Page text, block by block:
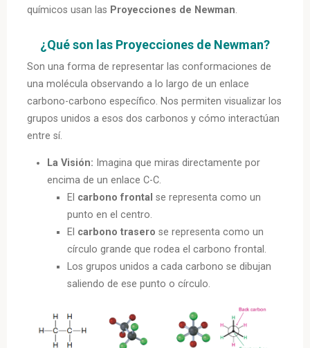
químicos usan las Proyecciones de Newman.
¿Qué son las Proyecciones de Newman?
Son una forma de representar las conformaciones de
una molécula observando a lo largo de un enlace
carbono-carbono específico. Nos permiten visualizar los
grupos unidos a esos dos carbonos y cómo interactúan
entre sí.
La Visión: Imagina que miras directamente por
encima de un enlace C-C.
El carbono frontal se representa como un
punto en el centro.
El carbono trasero se representa como un
círculo grande que rodea el carbono frontal.
Los grupos unidos a cada carbono se dibujan
saliendo de ese punto o círculo.